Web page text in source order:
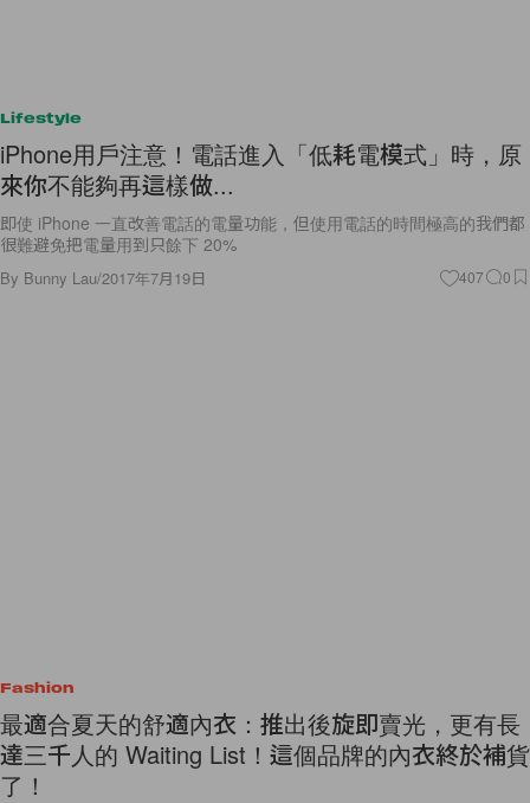
Lifestyle
iPhone用戶注意！電話進入「低耗電模式」時，原
來你不能夠再這樣做...
即使 iPhone 一直改善電話的電量功能，但使用電話的時間極高的我們都
很難避免把電量用到只餘下 20%
By Bunny Lau/2017年7月19日 407 0
Fashion
最適合夏天的舒適內衣：推出後旋即賣光，更有長
達三千人的 Waiting List！這個品牌的內衣終於補貨
了！